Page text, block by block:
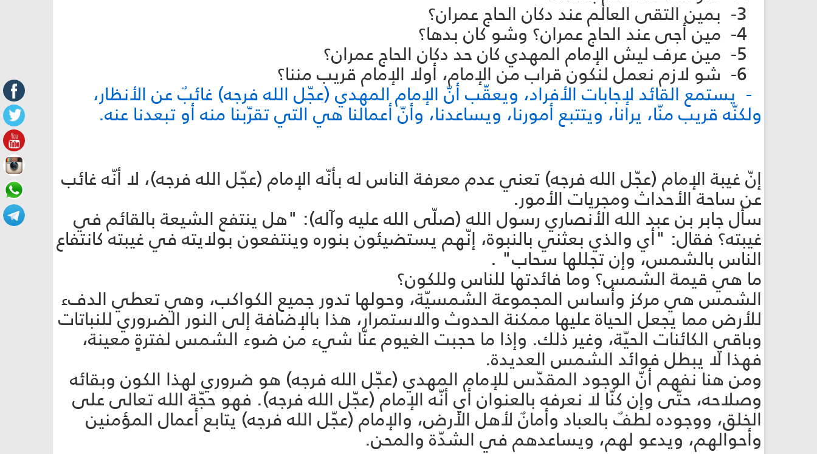
- يستمع القائد لإجابات الأفراد، ويعقّب أنّ الإمام المهدي (عجّل الله فرجه) غائبٌ عن الأنظار،
ولكنّه قريب منّا، يرانا، ويتتبع أمورنا، ويساعدنا، وأنّ أعمالنا هي التي تقرّبنا منه أو تبعدنا عنه.
إنّ غيبة الإمام (عجّل الله فرجه) تعني عدم معرفة الناس له بأنّه الإمام (عجّل الله فرجه)، لا أنّه غائب
عن ساحة الأحداث ومجريات الأمور.
سأل جابر بن عبد الله الأنصاري رسول الله (صلّى الله عليه وآله): "هل ينتفع الشيعة بالقائم في
غيبته؟ فقال: "أي والذي بعثني بالنبوة، إنّهم يستضيئون بنوره وينتفعون بولايته في غيبته كانتفاع
الناس بالشمس، وإن تجللها سحاب" .
ما هي قيمة الشمس؟ وما فائدتها للناس وللكون؟
الشمس هي مركز وأساس المجموعة الشمسيّة، وحولها تدور جميع الكواكب، وهي تعطي الدفء
للأرض مما يجعل الحياة عليها ممكنة الحدوث والاستمرار، هذا بالإضافة إلى النور الضروري للنباتات
وباقي الكائنات الحيّة، وغير ذلك. وإذا ما حجبت الغيوم عنّا شيء من ضوء الشمس لفترةٍ معينة،
فهذا لا يبطل فوائد الشمس العديدة.
ومن هنا نفهم أنّ الوجود المقدّس للإمام المهدي (عجّل الله فرجه) هو ضروري لهذا الكون وبقائه
وصلاحه، حتّى وإن كنّا لا نعرفه بالعنوان أي أنّه الإمام (عجّل الله فرجه). فهو حجّة الله تعالى على
الخلق، ووجوده لطفٌ بالعباد وأمانٌ لأهل الأرض، والإمام (عجّل الله فرجه) يتابع أعمال المؤمنين
وأحوالهم، ويدعو لهم، ويساعدهم في الشدّة والمحن.